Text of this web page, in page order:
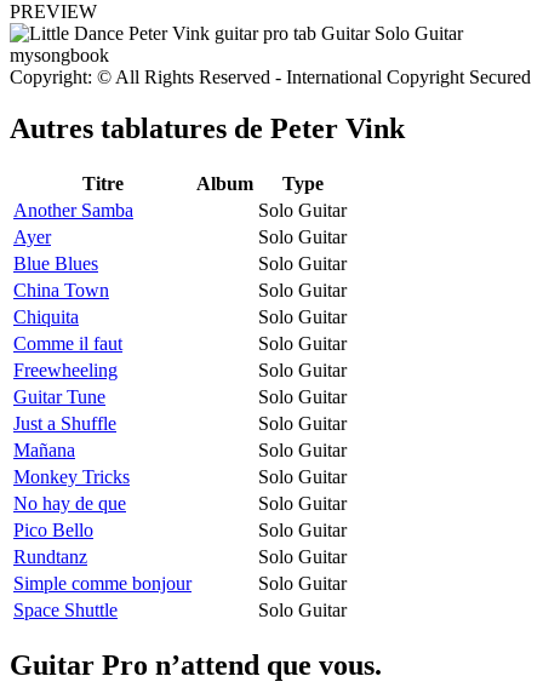
PREVIEW
Copyright: © All Rights Reserved - International Copyright Secured
Autres tablatures de Peter Vink
Titre Album
Type
Another Samba
Solo Guitar
Ayer
Solo Guitar
Blue Blues
Solo Guitar
China Town
Solo Guitar
Chiquita
Solo Guitar
Comme il faut
Solo Guitar
Freewheeling
Solo Guitar
Guitar Tune
Solo Guitar
Just a Shuffle
Solo Guitar
Mañana
Solo Guitar
Monkey Tricks
Solo Guitar
No hay de que
Solo Guitar
Pico Bello
Solo Guitar
Rundtanz
Solo Guitar
Simple comme bonjour
Solo Guitar
Space Shuttle
Solo Guitar
Guitar Pro n’attend que vous.